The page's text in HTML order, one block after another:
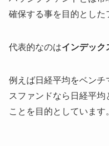
確保する事を目的とした
代表的なのはインデック
例えば日経平均をベンチ
スファンドなら日経平
ことを目的としています。